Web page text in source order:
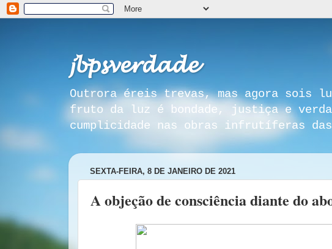
𝓳𝓫𝓹𝓼𝓿𝓮𝓻𝓭𝓪𝓭𝓮
Outrora éreis trevas, mas agora sois
fruto da luz é bondade, justiça e
cumplicidade nas obras infrutíferas
SEXTA-FEIRA, 8 DE JANEIRO DE 2021
A objeção de consciência diante do